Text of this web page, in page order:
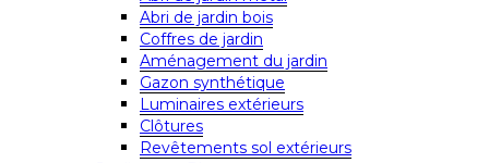
Abri de jardin bois
Coffres de jardin
Aménagement du jardin
Gazon synthétique
Luminaires extérieurs
Clôtures
Revêtements sol extérieurs